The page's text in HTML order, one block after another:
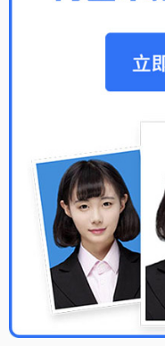
其他考试
招聘信息